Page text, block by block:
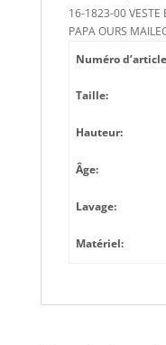
16-1823-00 VESTE
PAPA OURS
Numéro
Taille:
Hauteur:
Âge:
Lavage:
Matériel: